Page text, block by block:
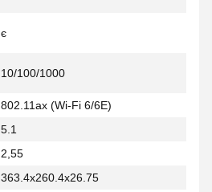
є
10/100/1000
802.11ax (Wi-Fi 6/6E)
5.1
2,55
363.4x260.4x26.75